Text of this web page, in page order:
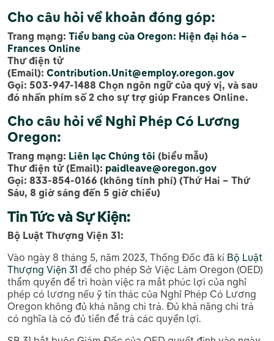
Cho câu hỏi về khoản đóng góp:
Trang mạng: Tiểu bang của Oregon: Hiện đại hóa –
Frances Online
Thư điện tử
(Email): Contribution.Unit@employ.oregon.gov
Gọi: 503-947-1488 Chọn ngôn ngữ của quý vị, và sau
đó nhấn phím số 2 cho sự trợ giúp Frances Online.
Cho câu hỏi về Nghỉ Phép Có Lương
Oregon:
Trang mạng: Liên lạc Chúng tôi (biểu mẫu)
Thư điện tử (Email): paidleave@oregon.gov
Gọi: 833-854-0166 (không tính phí) (Thứ Hai – Thứ
Sáu, 8 giờ sáng đến 5 giờ chiều)
Tin Tức và Sự Kiện:
Bộ Luật Thượng Viện 31:
Vào ngày 8 tháng 5, năm 2023, Thống Đốc đã kí Bộ Luật
Thượng Viện 31 để cho phép Sở Việc Làm Oregon (OED)
thẩm quyền để trì hoàn việc ra mắt phúc lợi của nghỉ
phép có lương nếu ỹ tín thác của Nghỉ Phép Có Lương
Oregon không đủ khả năng chi trả. Đủ khả năng chi trả
có nghĩa là có đủ tiền để trả các quyền lợi.